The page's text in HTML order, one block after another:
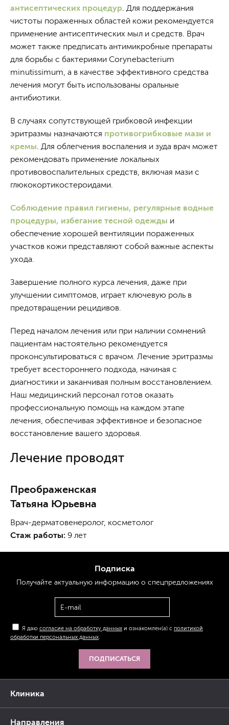
антисептических процедур . Для поддержания
чистоты пораженных областей кожи рекомендуется
применение антисептических мыл и средств. Врач
может также предписать антимикробные препараты
для борьбы с бактериями Corynebacterium
minutissimum, а в качестве эффективного средства
лечения могут быть использованы оральные
антибиотики.
В случаях сопутствующей грибковой инфекции
эритразмы назначаются противогрибковые мази и
кремы . Для облегчения воспаления и зуда врач может
рекомендовать применение локальных
противовоспалительных средств, включая мази с
глюкокортикостероидами.
Соблюдение правил гигиены, регулярные водные
процедуры, избегание тесной одежды и
обеспечение хорошей вентиляции пораженных
участков кожи представляют собой важные аспекты
ухода.
Завершение полного курса лечения, даже при
улучшении симптомов, играет ключевую роль в
предотвращении рецидивов.
Перед началом лечения или при наличии сомнений
пациентам настоятельно рекомендуется
проконсультироваться с врачом. Лечение эритразмы
требует всестороннего подхода, начиная с
диагностики и заканчивая полным восстановлением.
Наш медицинский персонал готов оказать
профессиональную помощь на каждом этапе
лечения, обеспечивая эффективное и безопасное
восстановление вашего здоровья.
Лечение проводят
Преображенская
Татьяна Юрьевна
Врач-дерматовенеролог, косметолог
Стаж работы: 9 лет
Клиника
Направления
Подписка
Получайте актуальнуюинформациюо спецпредложениях
Я даю согласие на обработку данных и ознакомлен(а) с политикой
обработки персональных данных
ПОДПИСАТЬСЯ